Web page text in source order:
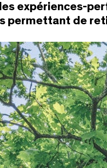
expériences-
permettant de